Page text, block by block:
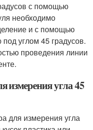
с помощью
необходимо
и с помощью
углом 45 градусов.
проведения линии
измерения угла 45
для измерения угла